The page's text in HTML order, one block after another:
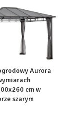
Aurora
cm w
szarym